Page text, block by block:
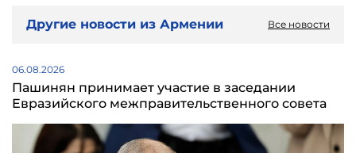
Другие новости из Армении Все новости
06.08.2026
Пашинян принимает участие в заседании
Евразийского межправительственного совета